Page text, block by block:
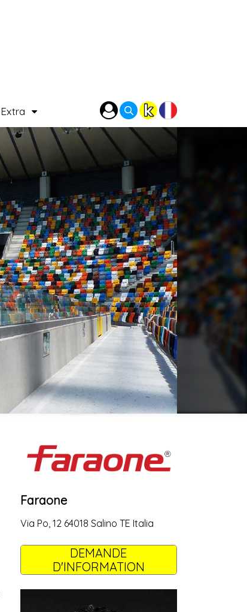
Extra
Faraone
Via Po, 12 64018 Salino TE Italia
DEMANDE
D'INFORMATION